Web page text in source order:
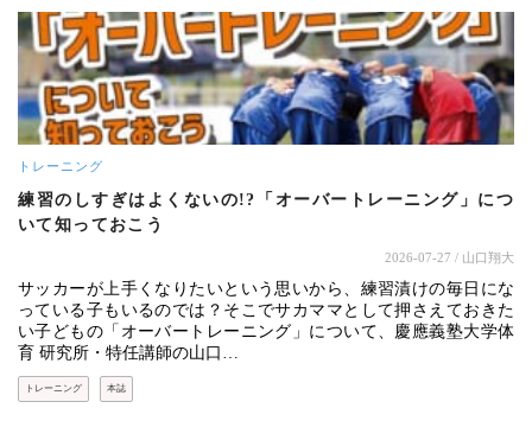
トレーニング
練習のしすぎはよくないの!?「オーバートレーニング」につ
いて知っておこう
2026-07-27 / 山口翔大
サッカーが上手くなりたいという思いから、練習漬けの毎日にな
っている子もいるのでは？そこでサカママとして押さえておきた
い子どもの「オーバートレーニング」について、慶應義塾大学体
育 研究所・特任講師の山口…
トレーニング 本誌